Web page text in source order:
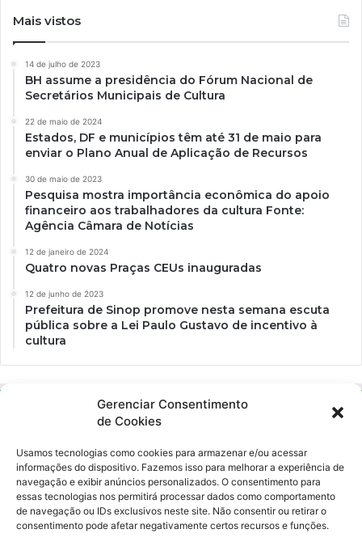
Gerenciar Consentimento
de Cookies
Usamos tecnologias como cookies para armazenar e/ou acessar
informações do dispositivo. Fazemos isso para melhorar a experiência de
navegação e exibir anúncios personalizados. O consentimento para
essas tecnologias nos permitirá processar dados como comportamento
de navegação ou IDs exclusivos neste site. Não consentir ou retirar o
consentimento pode afetar negativamente certos recursos e funções.
Mais vistos
14 de julho de 2023
BH assume a presidência do Fórum Nacional de
Secretários Municipais de Cultura
22 de maio de 2024
Estados, DF e municípios têm até 31 de maio para
enviar o Plano Anual de Aplicação de Recursos
30 de maio de 2023
Pesquisa mostra importância econômica do apoio
financeiro aos trabalhadores da cultura Fonte:
Agência Câmara de Notícias
12 de janeiro de 2024
Quatro novas Praças CEUs inauguradas
12 de junho de 2023
Prefeitura de Sinop promove nesta semana escuta
pública sobre a Lei Paulo Gustavo de incentivo à
cultura
Ockara é uma plataforma multicultural e criativa. Nossa proposta é
oferecer o máximo de ferramentas para realizadores e
gerenciadores de espaços criativos e culturais.